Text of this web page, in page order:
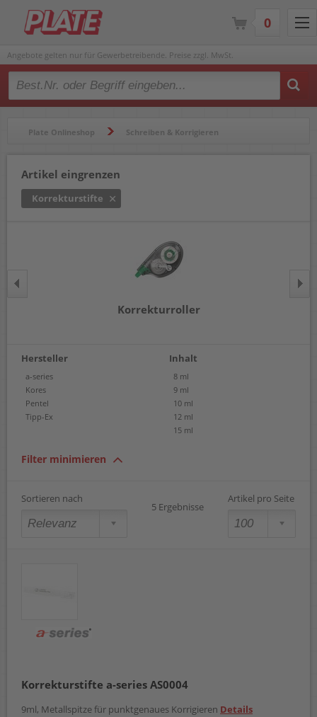
Angebote gelten nur für Gewerbetreibende. Preise zzgl. MwSt.
Type 2 or more characters for results.
Plate Onlineshop Schreiben & Korrigieren
Artikel eingrenzen
Korrekturstifte
Korrekturroller
Hersteller
a-series
Kores
Pentel
Tipp-Ex
Inhalt
8 ml
9 ml
10 ml
12 ml
15 ml
Filter minimieren
Sortieren nach
5 Ergebnisse
Artikel pro Seite
Korrekturstifte a-series AS0004
9ml, Metallspitze für punktgenaues Korrigieren Details
0